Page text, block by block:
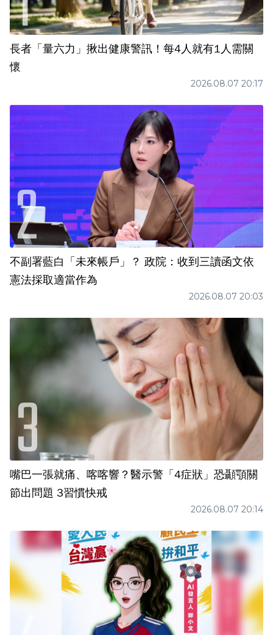
長者「量六力」揪出健康警訊！每4人就有1人需關
懷
2026.08.07 20:17
不副署藍白「未來帳戶」？ 政院：收到三讀函文依
憲法採取適當作為
2026.08.07 20:03
嘴巴一張就痛、喀喀響？醫示警「4症狀」恐顳顎關
節出問題 3習慣快戒
2026.08.07 20:14